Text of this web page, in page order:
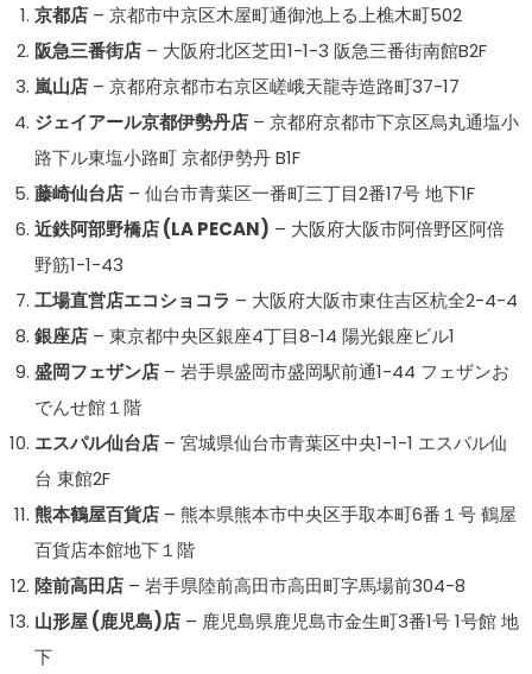
京都店– 京都市中京区木屋町通御池上る上樵木町502
阪急三番街店– 大阪府北区芝田1-1-3 阪急三番街南館B2F
嵐山店– 京都府京都市右京区嵯峨天龍寺造路町37-17
ジェイアール京都伊勢丹店– 京都府京都市下京区烏丸通塩小
路下ル東塩小路町 京都伊勢丹 B1F
藤崎仙台店– 仙台市青葉区一番町三丁目2番17号 地下1F
近鉄阿部野橋店 (LA PECAN) – 大阪府大阪市阿倍野区阿倍
野筋1-1-43
工場直営店エコショコラ – 大阪府大阪市東住吉区杭全2-4-4
銀座店– 東京都中央区銀座4丁目8-14 陽光銀座ビル1
盛岡フェザン店– 岩手県盛岡市盛岡駅前通1-44 フェザンお
でんせ館１階
エスパル仙台店– 宮城県仙台市青葉区中央1-1-1 エスパル仙
台 東館2F
熊本鶴屋百貨店– 熊本県熊本市中央区手取本町6番１号 鶴屋
百貨店本館地下１階
陸前高田店– 岩手県陸前高田市高田町字馬場前304-8
山形屋 (鹿児島)店– 鹿児島県鹿児島市金生町3番1号 1号館 地
下